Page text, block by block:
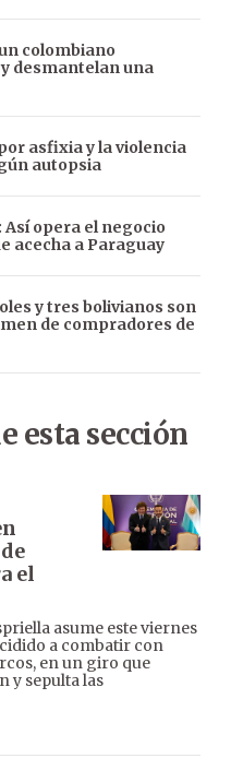
colombiano
desmantelan una
asfixia y la violencia
autopsia
opera el negocio
acecha a Paraguay
y tres bolivianos son
de compradores de
esta sección
el
asume este viernes
a combatir con
en un giro que
y sepulta las